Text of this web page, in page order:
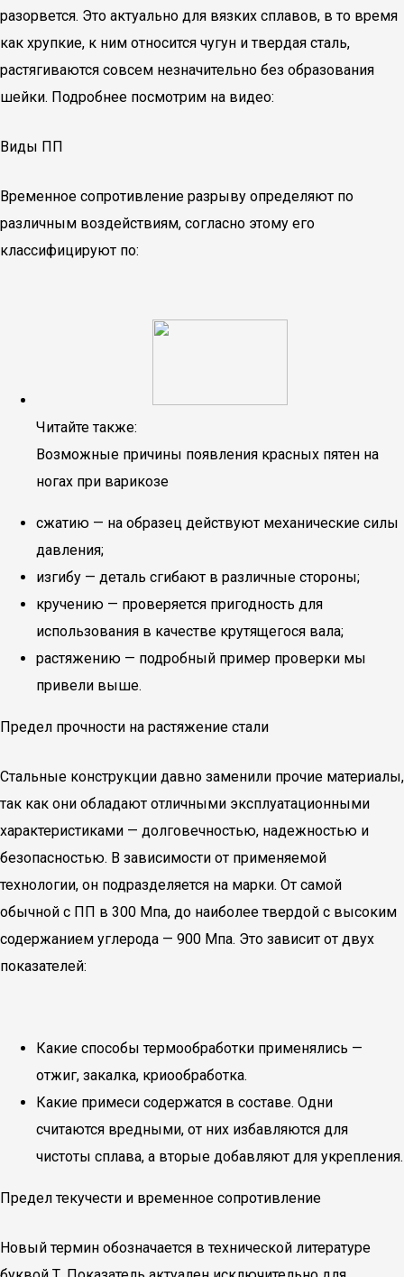
разорвется. Это актуально для вязких сплавов, в то время
как хрупкие, к ним относится чугун и твердая сталь,
растягиваются совсем незначительно без образования
шейки. Подробнее посмотрим на видео:
Виды ПП
Временное сопротивление разрыву определяют по
различным воздействиям, согласно этому его
классифицируют по:
Читайте также:
Возможные причины появления красных пятен на
ногах при варикозе
сжатию — на образец действуют механические силы
давления;
изгибу — деталь сгибают в различные стороны;
кручению — проверяется пригодность для
использования в качестве крутящегося вала;
растяжению — подробный пример проверки мы
привели выше.
Предел прочности на растяжение стали
Стальные конструкции давно заменили прочие материалы,
так как они обладают отличными эксплуатационными
характеристиками — долговечностью, надежностью и
безопасностью. В зависимости от применяемой
технологии, он подразделяется на марки. От самой
обычной с ПП в 300 Мпа, до наиболее твердой с высоким
содержанием углерода — 900 Мпа. Это зависит от двух
показателей:
Какие способы термообработки применялись —
отжиг, закалка, криообработка.
Какие примеси содержатся в составе. Одни
считаются вредными, от них избавляются для
чистоты сплава, а вторые добавляют для укрепления.
Предел текучести и временное сопротивление
Новый термин обозначается в технической литературе